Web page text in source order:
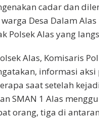
cadar dan
warga Desa Dalam
Polsek Alas yang
Alas, Komisaris
informasi
saat setelah
SMAN 1 Alas
orang, tiga di